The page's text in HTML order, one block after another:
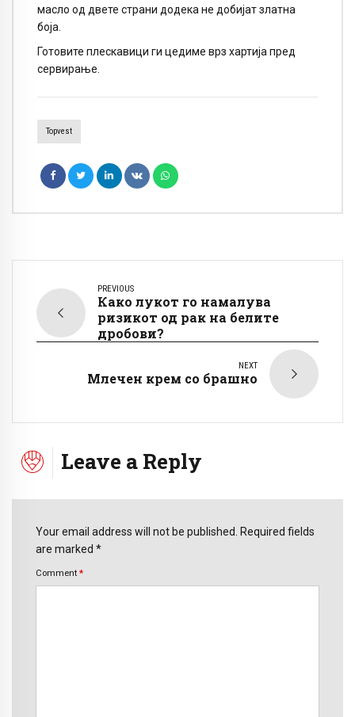
масло од двете страни додека не добијат златна
боја.
Готовите плескавици ги цедиме врз хартија пред
сервирање.
Topvest
PREVIOUS
Како лукот го намалува
ризикот од рак на белите
дробови?
NEXT
Млечен крем со брашно
Leave a Reply
Your email address will not be published. Required fields
are marked *
Comment *